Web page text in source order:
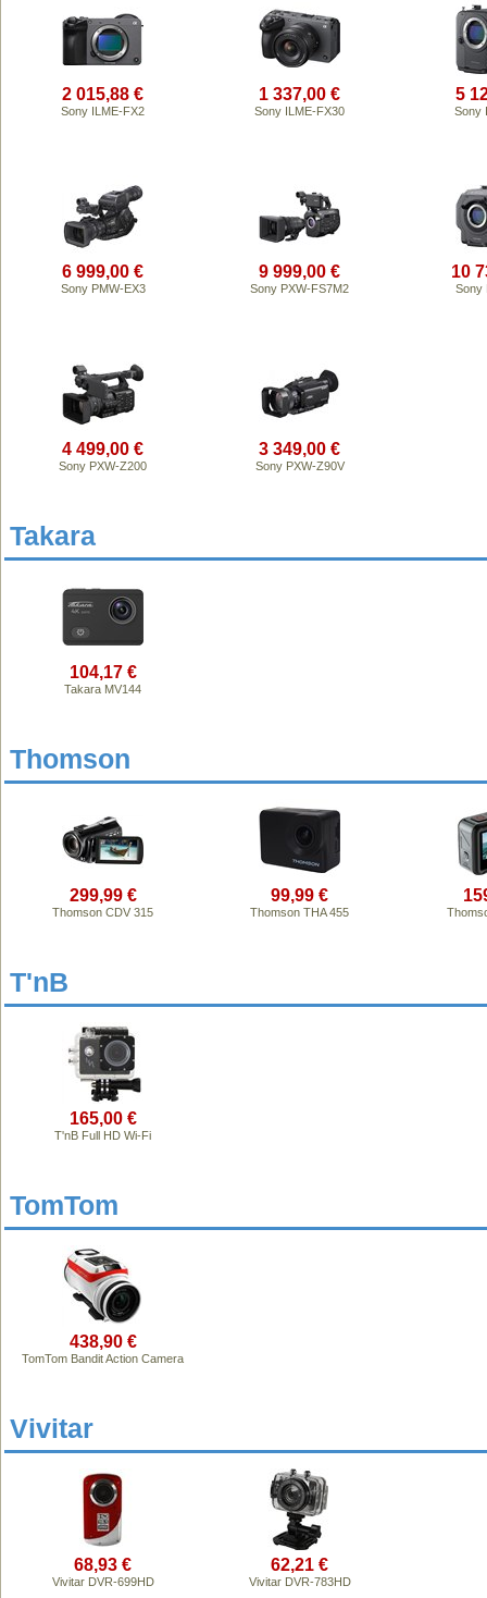
2 015,88 €
Sony ILME-FX2
1 337,00 €
Sony ILME-FX30
5
Sony
6 999,00 €
Sony PMW-EX3
9 999,00 €
Sony PXW-FS7M2
10
Sony
4 499,00 €
Sony PXW-Z200
3 349,00 €
Sony PXW-Z90V
Takara
104,17 €
Takara MV144
Thomson
299,99 €
Thomson CDV 315
99,99 €
Thomson THA 455
T'nB
165,00 €
T'nB Full HD Wi-Fi
TomTom
438,90 €
TomTom Bandit Action Camera
Vivitar
68,93 €
Vivitar DVR-699HD
62,21 €
Vivitar DVR-783HD